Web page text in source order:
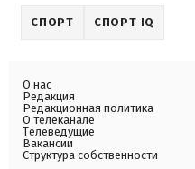
СПОРТ СПОРТ IQ
О нас
Редакция
Редакционная политика
О телеканале
Телеведущие
Вакансии
Структура собственности